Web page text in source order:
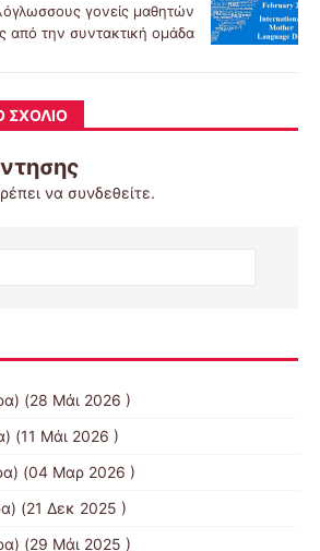
γονείς μαθητών
από την συντακτική ομάδα
ΣΧΌΛΙΟ
να συνδεθείτε.
(28 Μάι 2026 )
(11 Μάι 2026 )
(04 Μαρ 2026 )
(21 Δεκ 2025 )
(29 Μάι 2025 )